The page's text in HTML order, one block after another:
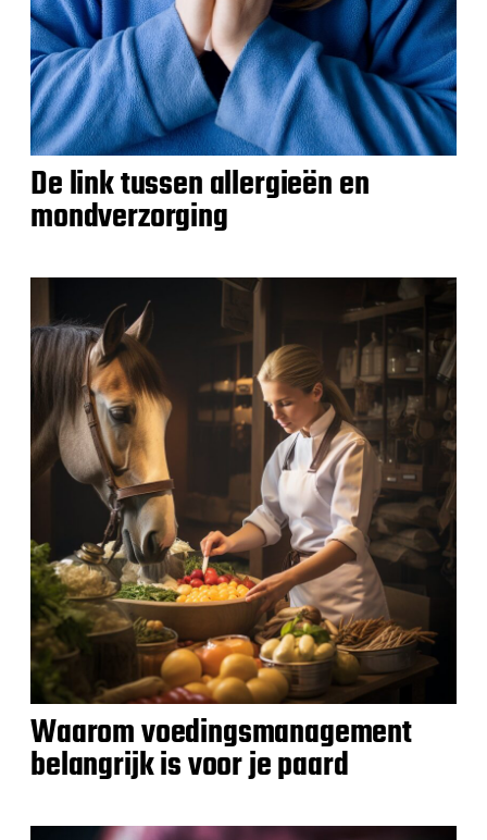
De link tussen allergieën en
mondverzorging
Waarom voedingsmanagement
belangrijk is voor je paard